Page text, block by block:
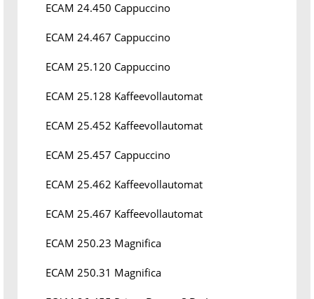
ECAM 24.450 Cappuccino
ECAM 24.467 Cappuccino
ECAM 25.120 Cappuccino
ECAM 25.128 Kaffeevollautomat
ECAM 25.452 Kaffeevollautomat
ECAM 25.457 Cappuccino
ECAM 25.462 Kaffeevollautomat
ECAM 25.467 Kaffeevollautomat
ECAM 250.23 Magnifica
ECAM 250.31 Magnifica